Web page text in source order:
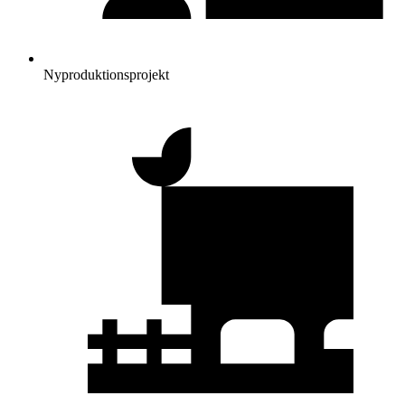
Nyproduktionsprojekt